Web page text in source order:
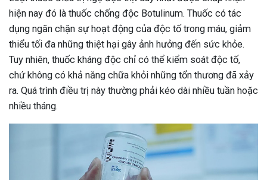
hiện nay đó là thuốc chống độc Botulinum. Thuốc có tác
dụng ngăn chặn sự hoạt động của độc tố trong máu, giảm
thiểu tối đa những thiệt hại gây ảnh hưởng đến sức khỏe.
Tuy nhiên, thuốc kháng độc chỉ có thể kiểm soát độc tố,
chứ không có khả năng chữa khỏi những tổn thương đã xảy
ra. Quá trình điều trị này thường phải kéo dài nhiều tuần hoặc
nhiều tháng.